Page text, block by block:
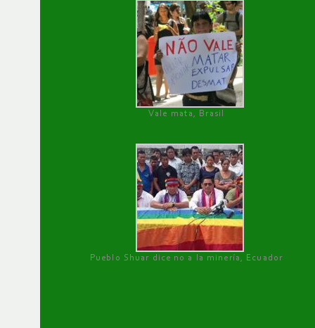
Vale mata, Brasil
Pueblo Shuar dice no a la minería, Ecuador